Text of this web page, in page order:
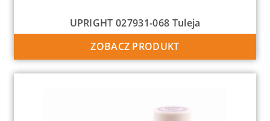
UPRIGHT 027931-068 Tuleja
ZOBACZ PRODUKT